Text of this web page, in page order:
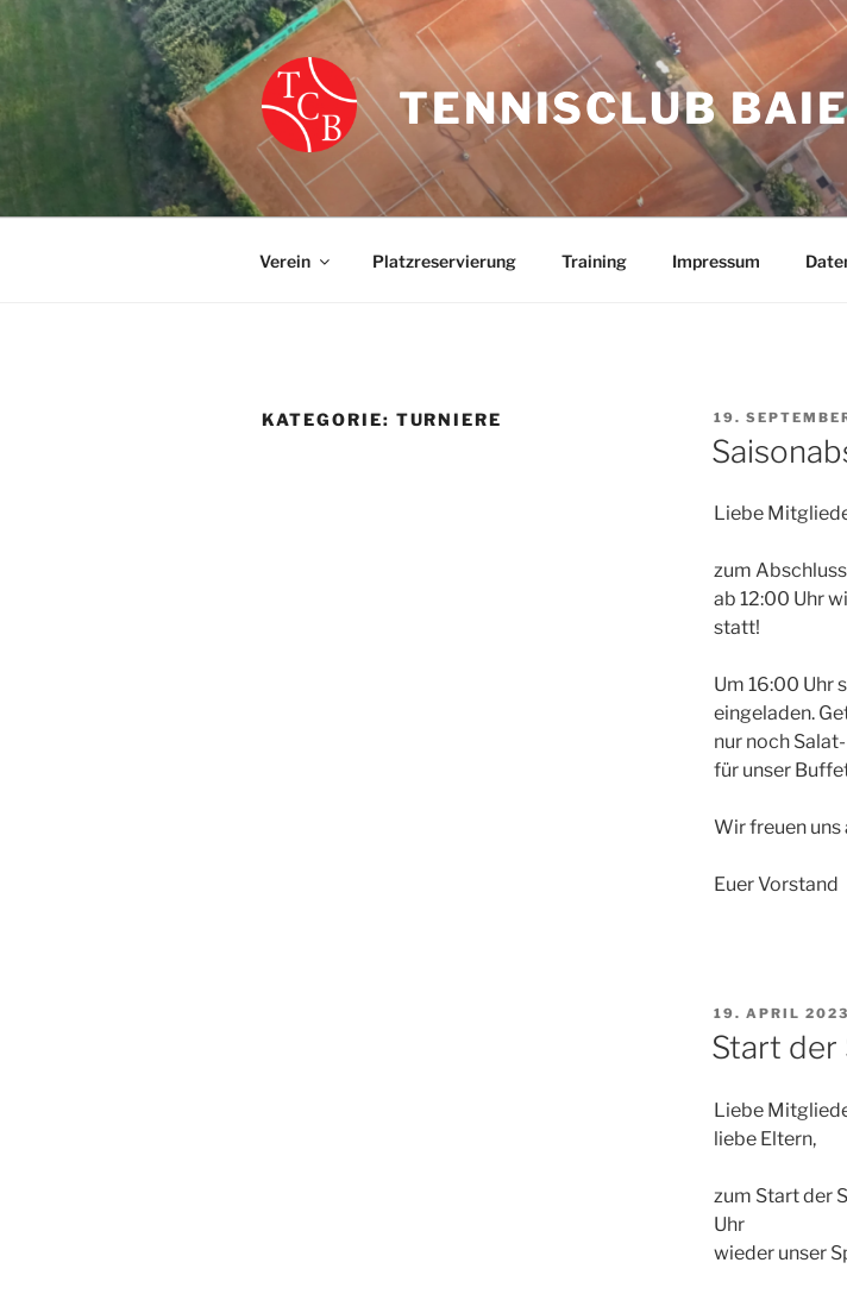
Inhalt
TENNISCLUB
Verein Platzreservierung Training Impressum
KATEGORIE: TURNIERE
AM
19.
Liebe
zum
ab 12:00 Uhr
statt!
Um 16:00 Uhr
eingeladen.
nur noch
für unser
Wir freuen uns
Euer Vorstand
AM
19. APRIL 2023
Start der
Liebe
liebe Eltern,
zum Start der
Uhr
wieder unser